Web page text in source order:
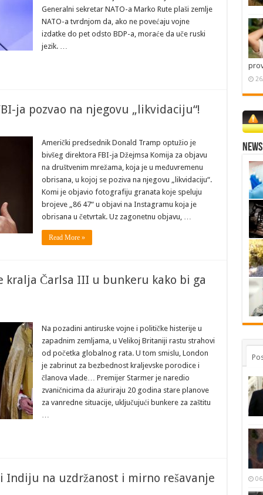
Generalni sekretar NATO-a Marko Rute plaši zemlje
NATO-a tvrdnjom da, ako ne povećaju vojne
izdatke do pet odsto BDP-a, moraće da uče ruski
jezik. …
ja pozvao na njegovu „likvidaciju“!
Američki predsednik Donald Tramp optužio je
bivšeg direktora FBI-ja Džejmsa Komija za objavu
na društvenim mrežama, koja je u međuvremenu
obrisana, u kojoj se poziva na njegovu „likvidaciju“.
Komi je objavio fotografiju granata koje speluju
brojeve „86 47“ u objavi na Instagramu koja je
obrisana u četvrtak. Uz zagonetnu objavu, …
Read More »
Čarlsa III u bunkeru kako bi ga
Na pozadini antiruske vojne i političke histerije u
zapadnim zemljama, u Velikoj Britaniji rastu strahovi
od početka globalnog rata. U tom smislu, London
je zabrinut za bezbednost kraljevske porodice i
članova vlade… Premijer Starmer je naredio
zvaničnicima da ažuriraju 20 godina stare planove
za vanredne situacije, uključujući bunkere za zaštitu
…
Indiju na uzdržanost i mirno rešavanje